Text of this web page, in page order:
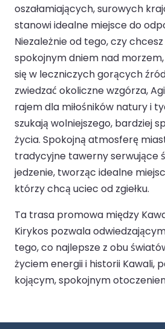
oszałamiających, surowych
stanowi idealne miejsce do
Niezależnie od tego, czy chcesz
spokojnym dniem nad
się w leczniczych gorących
zwiedzać okoliczne wzgórza,
rajem dla miłośników natury i
szukają wolniejszego, bardziej
życia. Spokojną atmosferę
tradycyjne tawerny serwujące
jedzenie, tworząc idealne
którzy chcą uciec od zgiełku.
Ta trasa promowa między
Kirykos pozwala
tego, co najlepsze z obu
życiem energii i historii Kawali,
kojącym, spokojnym